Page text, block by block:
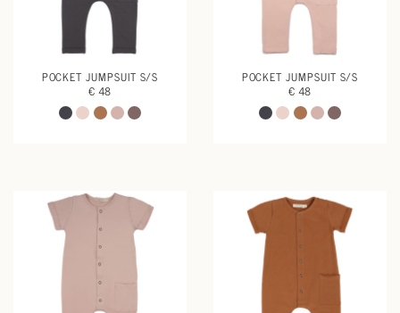
POCKET JUMPSUIT S/S
€ 48
POCKET JUMPSUIT S/S
€ 48